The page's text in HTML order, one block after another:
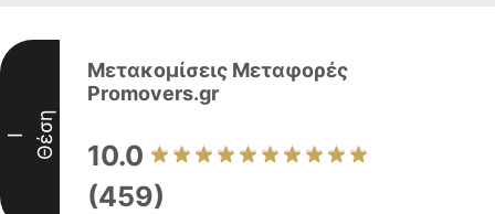
I Θέση
Μετακομίσεις Μεταφορές
Promovers.gr
10.0
(459)